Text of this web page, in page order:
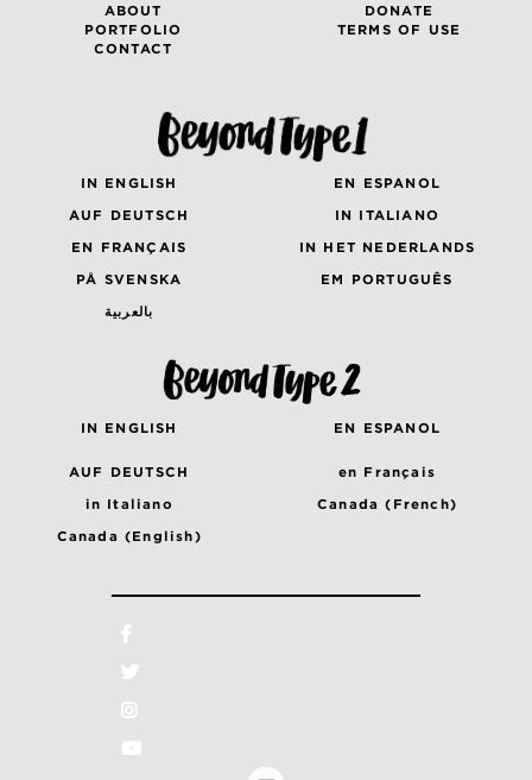
ABOUT
DONATE
PORTFOLIO
TERMS OF USE
CONTACT
IN ENGLISH
EN ESPANOL
AUF DEUTSCH
IN ITALIANO
EN FRANÇAIS
IN HET NEDERLANDS
PÅ SVENSKA
EM PORTUGUÊS
بالعربية
IN ENGLISH EN ESPANOL
AUF DEUTSCH
en Français
in Italiano
Canada (French)
Canada (English)